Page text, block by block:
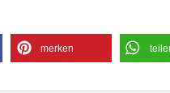
merken